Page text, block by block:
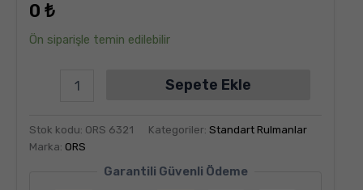
5
5.00
puan
aldı
0 ₺
Ön siparişle temin edilebilir
Sepete Ekle
Stok kodu: ORS 6321 Kategoriler: Standart Rulmanlar
Marka: ORS
Garantili Güvenli Ödeme